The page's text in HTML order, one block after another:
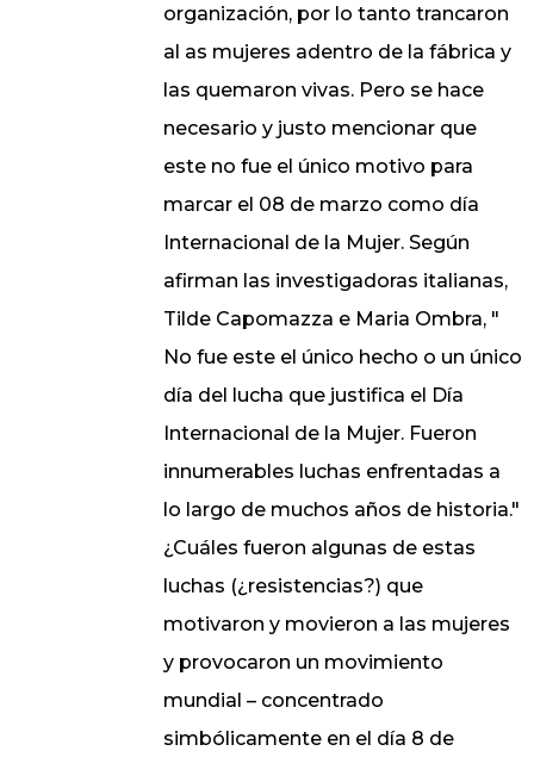
organización, por lo tanto trancaron
al as mujeres adentro de la fábrica y
las quemaron vivas. Pero se hace
necesario y justo mencionar que
este no fue el único motivo para
marcar el 08 de marzo como día
Internacional de la Mujer. Según
afirman las investigadoras italianas,
Tilde Capomazza e Maria Ombra, "
No fue este el único hecho o un único
día del lucha que justifica el Día
Internacional de la Mujer. Fueron
innumerables luchas enfrentadas a
lo largo de muchos años de historia."
¿Cuáles fueron algunas de estas
luchas (¿resistencias?) que
motivaron y movieron a las mujeres
y provocaron un movimiento
mundial – concentrado
simbólicamente en el día 8 de